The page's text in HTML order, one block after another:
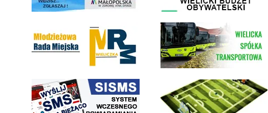
link do strony Wielickiej Spółki Transportowej
link do strony systemu wczesnego ostrzegania mieszkańców SISMSlink do opisu projektu Wielickie Orliki